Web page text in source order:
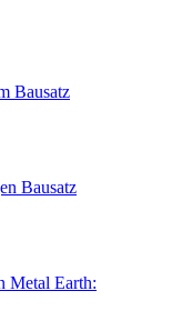
Bausatz
Bausatz
Metal Earth: